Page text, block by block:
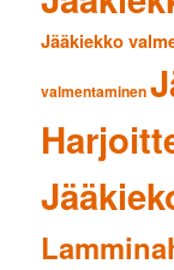
Jääkiekko
valmentaminen